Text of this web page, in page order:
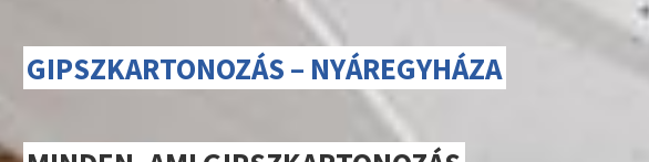
GIPSZKARTONOZÁS – NYÁREGYHÁZA